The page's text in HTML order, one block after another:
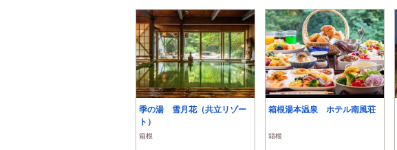
季の湯 雪月花（共立リゾー
ト）
箱根
箱根湯本温泉 ホテル南風荘
箱根